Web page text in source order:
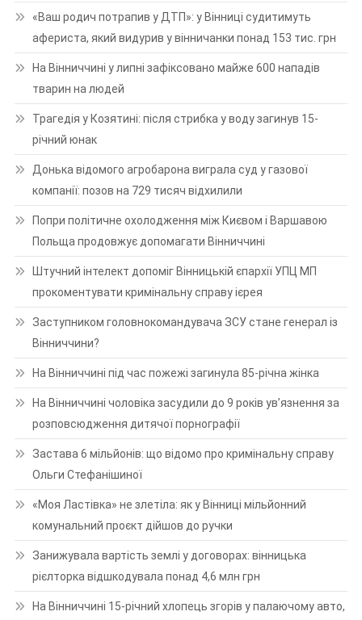
«Ваш родич потрапив у ДТП»: у Вінниці судитимуть
афериста, який видурив у вінничанки понад 153 тис. грн
На Вінниччині у липні зафіксовано майже 600 нападів
тварин на людей
Трагедія у Козятині: після стрибка у воду загинув 15-
річний юнак
Донька відомого агробарона виграла суд у газової
компанії: позов на 729 тисяч відхилили
Попри політичне охолодження між Києвом і Варшавою
Польща продовжує допомагати Вінниччині
Штучний інтелект допоміг Вінницькій єпархії УПЦ МП
прокоментувати кримінальну справу ієрея
Заступником головнокомандувача ЗСУ стане генерал із
Вінниччини?
На Вінниччині під час пожежі загинула 85-річна жінка
На Вінниччині чоловіка засудили до 9 років ув’язнення за
розповсюдження дитячої порнографії
Застава 6 мільйонів: що відомо про кримінальну справу
Ольги Стефанішиної
«Моя Ластівка» не злетіла: як у Вінниці мільйонний
комунальний проєкт дійшов до ручки
Занижувала вартість землі у договорах: вінницька
рієлторка відшкодувала понад 4,6 млн грн
На Вінниччині 15-річний хлопець згорів у палаючому авто,